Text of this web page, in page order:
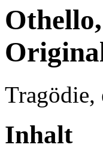
Tragödie,
Inhalt